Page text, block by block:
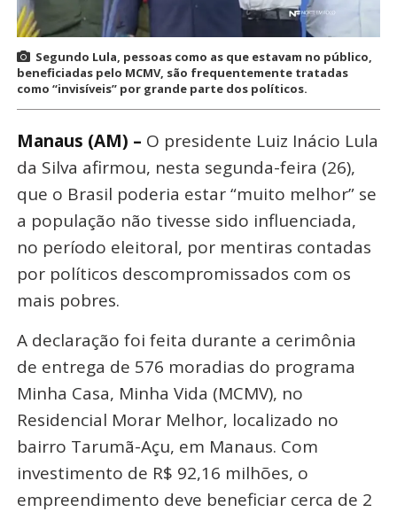
Segundo Lula, pessoas como as que estavam no público,
beneficiadas pelo MCMV, são frequentemente tratadas
como “invisíveis” por grande parte dos políticos.
Manaus (AM) – O presidente Luiz Inácio Lula
da Silva afirmou, nesta segunda-feira (26),
que o Brasil poderia estar “muito melhor” se
a população não tivesse sido influenciada,
no período eleitoral, por mentiras contadas
por políticos descompromissados com os
mais pobres.
A declaração foi feita durante a cerimônia
de entrega de 576 moradias do programa
Minha Casa, Minha Vida (MCMV), no
Residencial Morar Melhor, localizado no
bairro Tarumã-Açu, em Manaus. Com
investimento de R$ 92,16 milhões, o
empreendimento deve beneficiar cerca de 2